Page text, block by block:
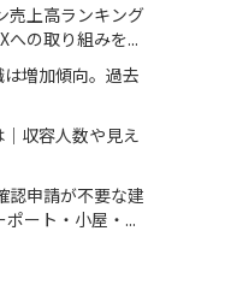
売上高ランキング
への取り組みを...
増加傾向。過去
収容人数や見え
認申請が不要な建
ート・小屋・...